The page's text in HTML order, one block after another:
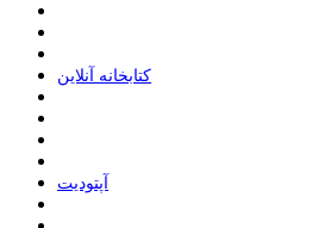
ﮐﺘﺎﺑﺨﺎﻧﻪ ﺁﻧﻼﯾﻦ
ﺁﭘﺘﻮﺩﯾﺖ